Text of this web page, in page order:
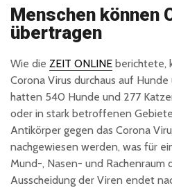
Menschen können
übertragen
Wie die ZEIT ONLINE berichtete,
Corona Virus durchaus auf
hatten 540 Hunde und 277
oder in stark betroffenen
Antikörper gegen das Corona
nachgewiesen werden, was für
Mund-, Nasen- und
Ausscheidung der Viren endet